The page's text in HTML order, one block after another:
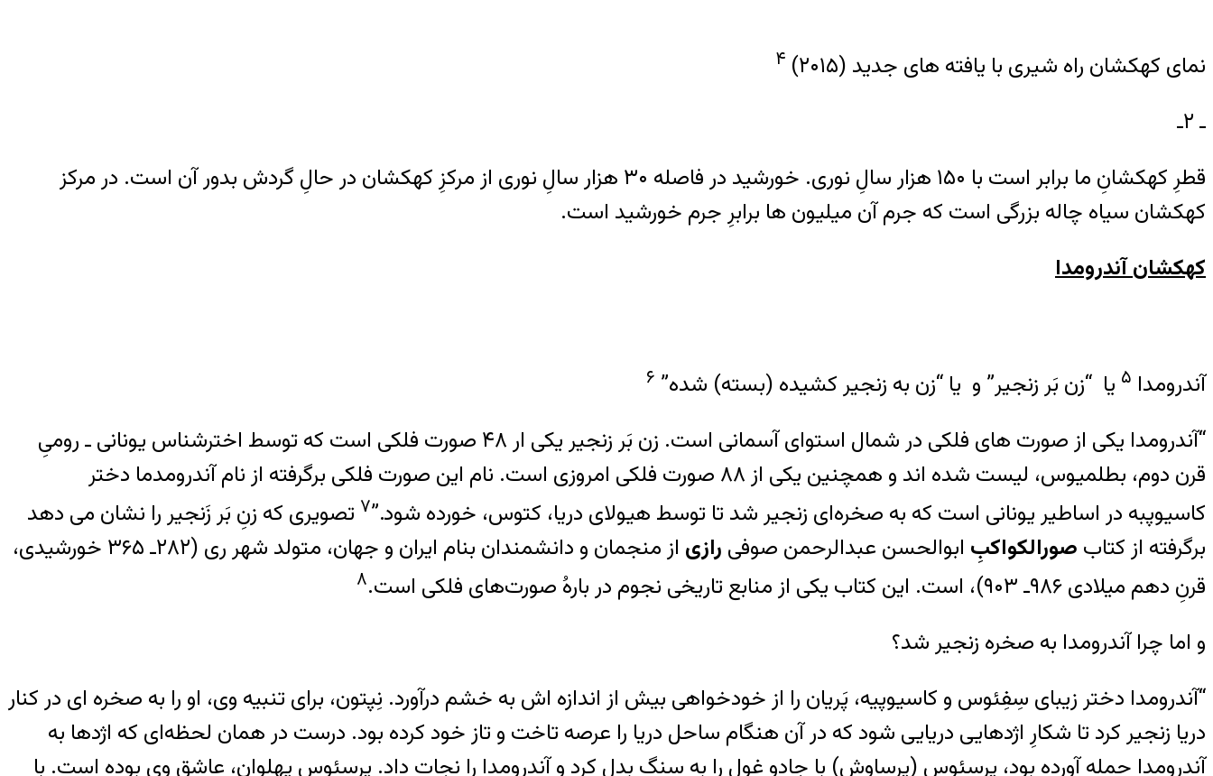
نمای کهکشان راه شیری با یافته های جدید (۲۰۱۵)
ـ ۲ـ
قطرِ کهکشانِ ما برابر است با ۱۵۰ هزار سالِ نوری. خورشید در فاصله ۳۰ هزار سالِ نوری از مرکزِ کهکشان در حالِ گردش بدور آن است. در مرکز
کهکشان سیاه چاله بزرگی است که جرم آن میلیون ها برابرِ جرم خورشید است.
کهکشان آندرومدا
آندرومدا ۵ یا “زن بَر زنجیر” و یا “زن به زنجیر کشیده (بسته) شده” ۶
“آندرومدا یکی از صورت های فلکی در شمال استوای آسمانی است. زن بَر زنجیر یکی ار ۴۸ صورت فلکی است که توسط اخترشناس یونانی ـ رومیِ
قرن دوم، بطلمیوس، لیست شده اند و همچنین یکی از ۸۸ صورت فلکی امروزی است. نام این صورت فلکی برگرفته از نام آندرومدما دختر
کاسیوپبه در اساطیر یونانی است که به صخره‌ای زنجیر شد تا توسط هیولای دریا، کتوس، خورده شود.”۷ تصویری که زنِ بَر زَنجیر را نشان می دهد
برگرفته از کتاب صورالکواکبِ ابوالحسن عبدالرحمن صوفی رازی
از منجمان و دانشمندان بنام ایران و جهان، متولد شهر ری (۲۸۲ـ ۳۶۵ خورشیدی،
قرنِ دهم میلادی ۹۸۶ـ ۹۰۳)، است. این کتاب یکی از منابع تاریخی نجوم در بارهُ صورت‌های فلکی است.
۸
و اما چرا آندرومدا به صخره زنجیر شد؟
“آندرومدا دختر زیبای سِفِئوس و کاسیوپیه، پَریان را از خودخواهی بیش از اندازه اش به خشم درآورد. نِپتون، برای تنبیه وی، او را به صخره ای در کنار
دریا زنجیر کرد تا شکارِ اژدهایی دریایی شود که در آن هنگام ساحل دریا را عرصه تاخت و تاز خود کرده بود. درست در همان لحظه‌‌ای که اژدها به
آندرومدا حمله آورده بود، پرسئوس (پرساوش) با جادو غول را به سنگ بدل کرد و آندرومدا را نجات داد. پرسئوسِ پهلوان، عاشقِ وی بوده است. با